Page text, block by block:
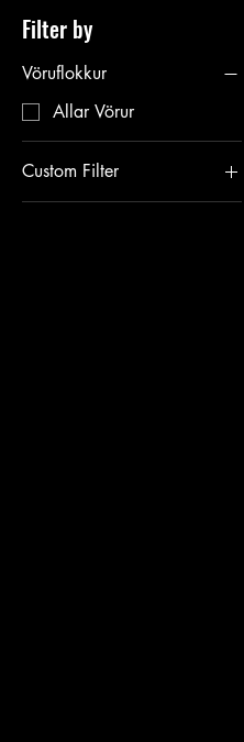
Filter by
Vöruflokkur
Allar Vörur
Custom Filter
Allar Vörur